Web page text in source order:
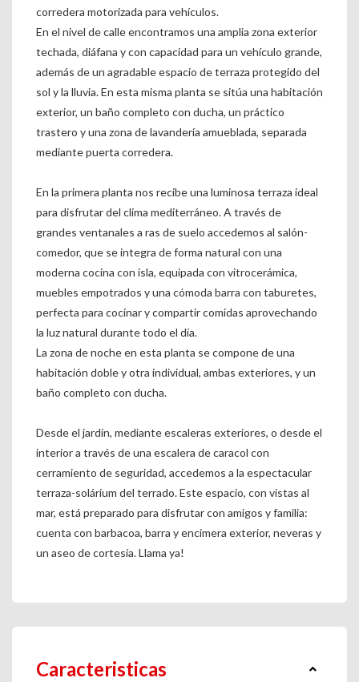
corredera motorizada para vehículos.
En el nivel de calle encontramos una amplia zona exterior
techada, diáfana y con capacidad para un vehículo grande,
además de un agradable espacio de terraza protegido del
sol y la lluvia. En esta misma planta se sitúa una habitación
exterior, un baño completo con ducha, un práctico
trastero y una zona de lavandería amueblada, separada
mediante puerta corredera.
En la primera planta nos recibe una luminosa terraza ideal
para disfrutar del clima mediterráneo. A través de
grandes ventanales a ras de suelo accedemos al salón-
comedor, que se integra de forma natural con una
moderna cocina con isla, equipada con vitrocerámica,
muebles empotrados y una cómoda barra con taburetes,
perfecta para cocinar y compartir comidas aprovechando
la luz natural durante todo el día.
La zona de noche en esta planta se compone de una
habitación doble y otra individual, ambas exteriores, y un
baño completo con ducha.
Desde el jardín, mediante escaleras exteriores, o desde el
interior a través de una escalera de caracol con
cerramiento de seguridad, accedemos a la espectacular
terraza-solárium del terrado. Este espacio, con vistas al
mar, está preparado para disfrutar con amigos y familia:
cuenta con barbacoa, barra y encimera exterior, neveras y
un aseo de cortesía. Llama ya!
Caracteristicas